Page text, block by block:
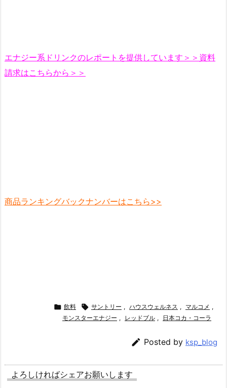
エナジー系ドリンクのレポートを提供しています＞＞資料
請求はこちらから＞＞
商品ランキングバックナンバーはこちら>>
 飲料  サントリー , ハウスウェルネス , マルコメ ,
モンスターエナジー , レッドブル , 日本コカ・コーラ
 Posted by ksp_blog
よろしければシェアお願いします